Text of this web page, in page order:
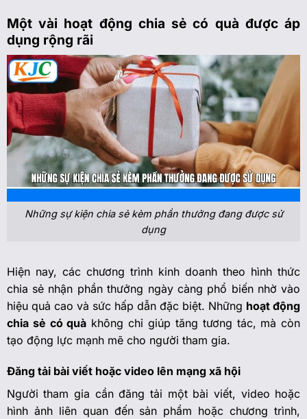
Một vài hoạt động chia sẻ có quà được áp
dụng rộng rãi
Những sự kiện chia sẻ kèm phần thưởng đang được sử
dụng
Hiện nay, các chương trình kinh doanh theo hình thức
chia sẻ nhận phần thưởng ngày càng phổ biến nhờ vào
hiệu quả cao và sức hấp dẫn đặc biệt. Những hoạt động
chia sẻ có quà không chỉ giúp tăng tương tác, mà còn
tạo động lực mạnh mẽ cho người tham gia.
Đăng tải bài viết hoặc video lên mạng xã hội
Người tham gia cần đăng tải một bài viết, video hoặc
hình ảnh liên quan đến sản phẩm hoặc chương trình,